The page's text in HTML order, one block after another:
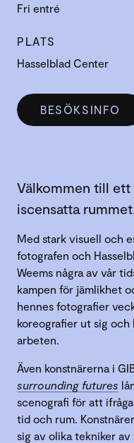
Fri entré
PLATS
Hasselblad Center
BESÖKSINFO
Välkommen till
iscensatta
Med stark visuell och
fotografen och
Weems några av vår
kampen för jämlikhet
hennes fotografier
koreografier ut sig och
arbeten.
Även konstnärerna i
surrounding futures
scenografi för att
tid och rum.
sig av olika tekniker